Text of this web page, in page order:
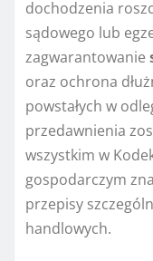
dochodzenia
sądowego lub
zagwarantowanie
oraz ochrona
powstałych w
przedawnienia
wszystkim w
gospodarczym
przepisy
handlowych.